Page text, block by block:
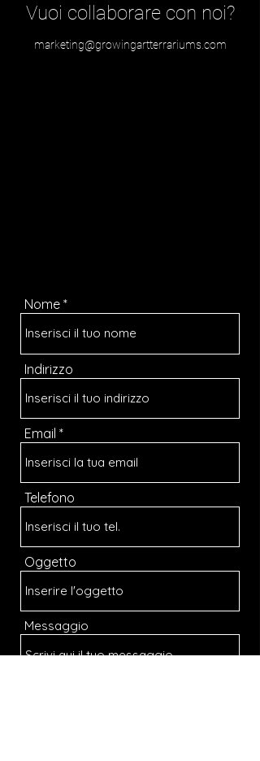
Vuoi collaborare con noi?
marketing@growingartterrariums.com
Nome
Indirizzo
Email
Telefono
Oggetto
Messaggio